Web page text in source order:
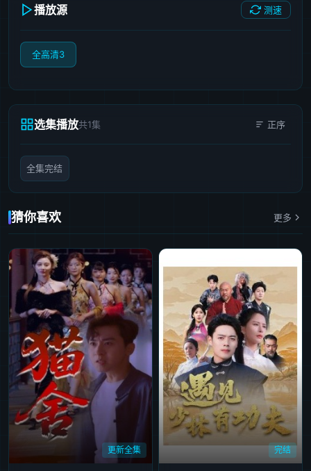
播放源 测速
全高清3
选集播放共1集 正序
全集完结
猜你喜欢 更多
更新全集 完结